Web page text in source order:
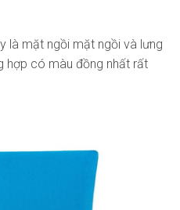
là mặt ngồi mặt ngồi và lưng
hợp có màu đồng nhất rất